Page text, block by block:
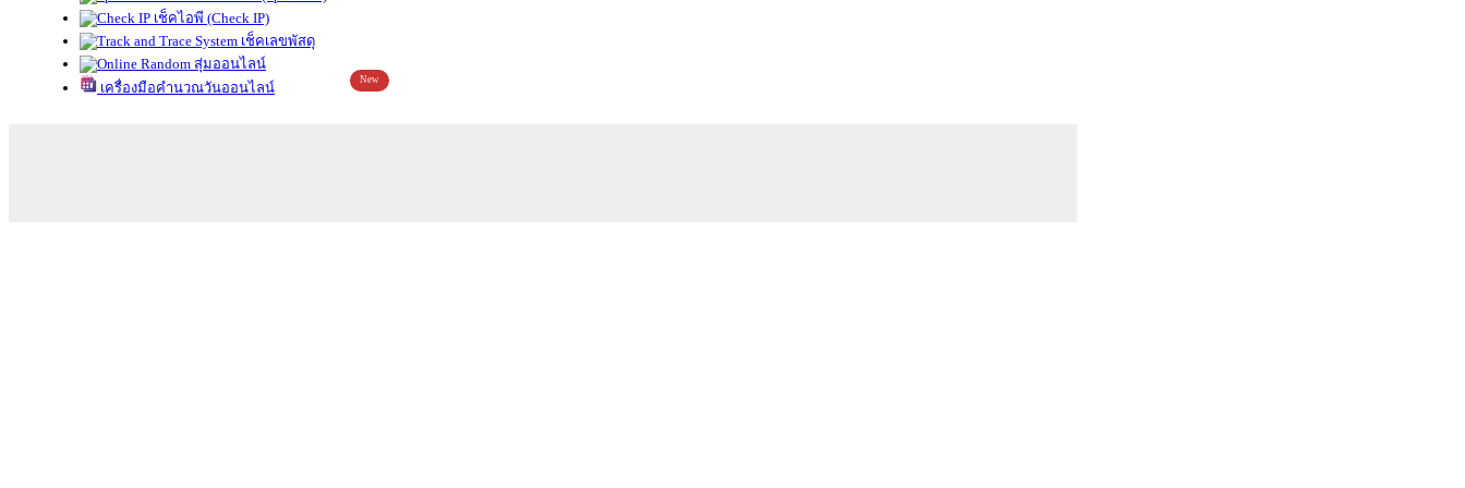
เช็คไอพี (Check IP)
เช็คเลขพัสดุ
สุ่มออนไลน์
เครื่องมือคำนวณวันออนไลน์
New